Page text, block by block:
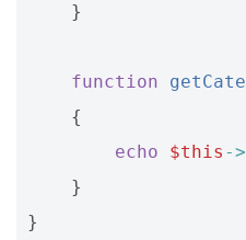
}
function getCate
{
echo
$this ->
}
}